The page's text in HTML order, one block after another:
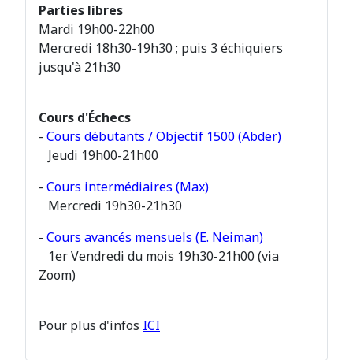
Parties libres
Mardi 19h00-22h00
Mercredi 18h30-19h30 ; puis 3 échiquiers
jusqu'à 21h30
Cours d'Échecs
- Cours débutants / Objectif 1500 (Abder)
Jeudi 19h00-21h00
- Cours intermédiaires (Max)
Mercredi 19h30-21h30
- Cours avancés mensuels (E. Neiman)
1er Vendredi du mois 19h30-21h00 (via
Zoom)
Pour plus d'infos ICI